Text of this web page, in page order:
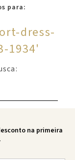
para:
dress-
1934'
na primeira